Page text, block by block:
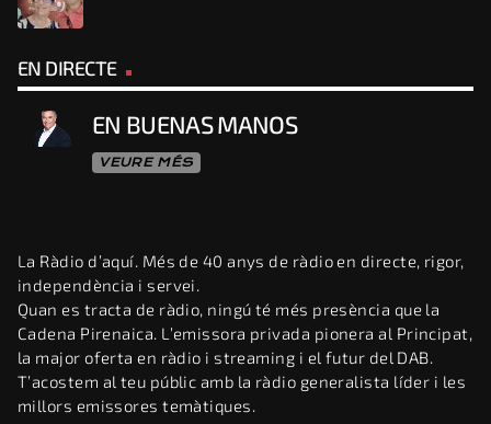
EN DIRECTE
EN BUENAS MANOS
VEURE MÉS
La Ràdio d’aquí. Més de 40 anys de ràdio en directe, rigor,
independència i servei.
Quan es tracta de ràdio, ningú té més presència que la
Cadena Pirenaica. L’emissora privada pionera al Principat,
la major oferta en ràdio i streaming i el futur del DAB.
T’acostem al teu públic amb la ràdio generalista líder i les
millors emissores temàtiques.